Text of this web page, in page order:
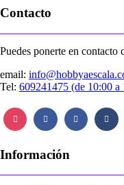
Contacto
Puedes ponerte en contacto
email:
Tel: 609241475 (de 10:00 a
Información